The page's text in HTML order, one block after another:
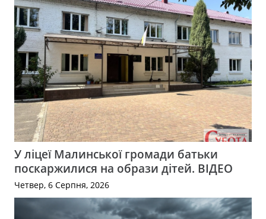
У ліцеї Малинської громади батьки
поскаржилися на образи дітей. ВІДЕО
Четвер, 6 Серпня, 2026